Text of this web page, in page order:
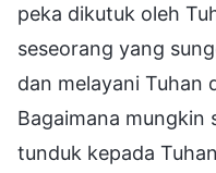
peka dikutuk oleh
seseorang yang
dan melayani Tuhan
Bagaimana mungkin
tunduk kepada